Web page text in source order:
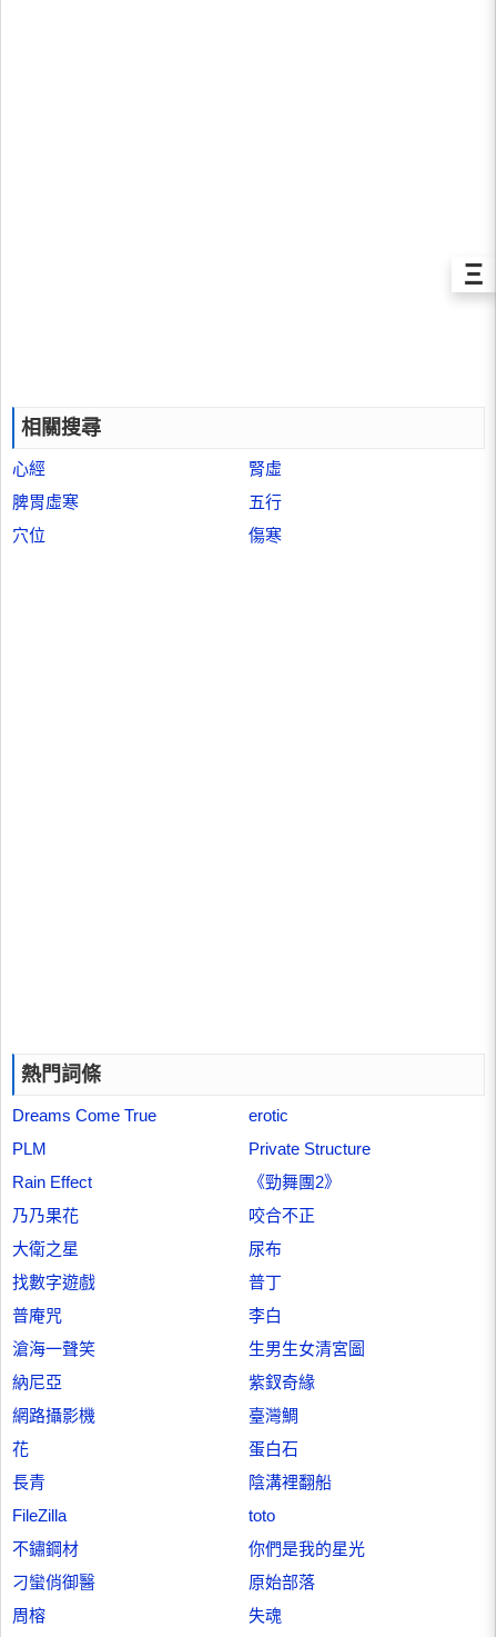
相關搜尋
心經
腎虛
脾胃虛寒
五行
穴位
傷寒
熱門詞條
Dreams Come True
erotic
PLM
Private Structure
Rain Effect
《勁舞團2》
乃乃果花
咬合不正
大衛之星
尿布
找數字遊戲
普丁
普庵咒
李白
滄海一聲笑
生男生女清宮圖
納尼亞
紫釵奇緣
網路攝影機
臺灣鯛
花
蛋白石
長青
陰溝裡翻船
FileZilla
toto
不鏽鋼材
你們是我的星光
刁蠻俏御醫
原始部落
周榕
失魂
Ξ